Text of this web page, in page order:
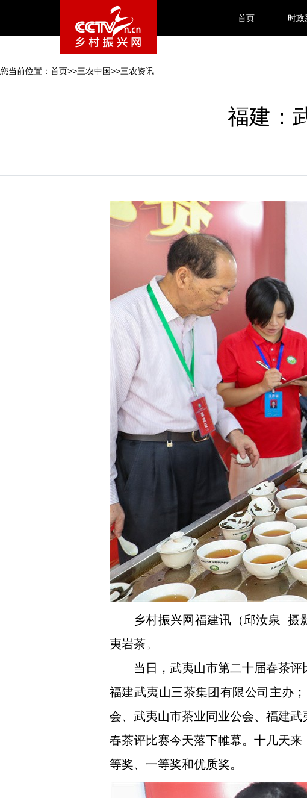
首页 时政
您当前位置： 首页>>三农中国>>三农资讯
福建：
乡村振兴网福建讯（邱汝泉 摄
夷岩茶。
当日，武夷山市第二十届春茶
福建武夷山三茶集团有限公司主办
会、武夷山市茶业同业公会、福建
春茶评比赛今天落下帷幕。十几天
等奖、一等奖和优质奖。